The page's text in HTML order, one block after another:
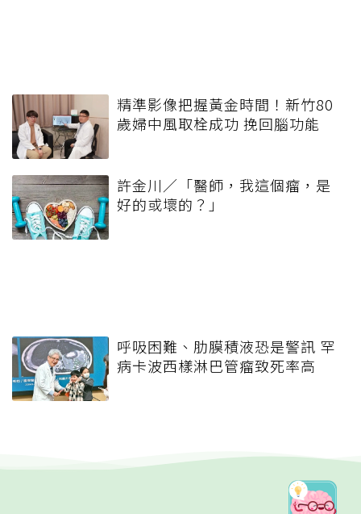
精準影像把握黃金時間！新竹80
歲婦中風取栓成功 挽回腦功能
許金川／「醫師，我這個瘤，是
好的或壞的？」
呼吸困難、肋膜積液恐是警訊 罕
病卡波西樣淋巴管瘤致死率高